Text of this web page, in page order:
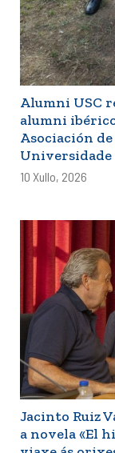
Alumni USC
alumni
Asociación
Universidade
10 Xullo, 2026
Jacinto Ruiz
a novela «El